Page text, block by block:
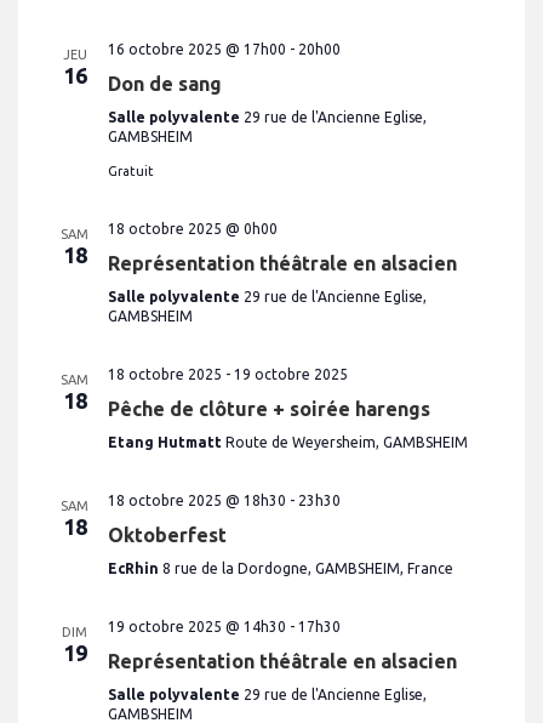
i
o
n
v
u
v
e
m
JEU
16
16 octobre 2025 @ 17h00 - 20h00
Don de sang
Salle polyvalente 29 rue de l'Ancienne Eglise,
GAMBSHEIM
Gratuit
SAM
18
18 octobre 2025 @ 0h00
Représentation théâtrale en alsacien
Salle polyvalente 29 rue de l'Ancienne Eglise,
GAMBSHEIM
SAM
18
18 octobre 2025 - 19 octobre 2025
Pêche de clôture + soirée harengs
Etang Hutmatt Route de Weyersheim, GAMBSHEIM
SAM
18
18 octobre 2025 @ 18h30 - 23h30
Oktoberfest
EcRhin 8 rue de la Dordogne, GAMBSHEIM, France
DIM
19
19 octobre 2025 @ 14h30 - 17h30
Représentation théâtrale en alsacien
Salle polyvalente 29 rue de l'Ancienne Eglise,
GAMBSHEIM